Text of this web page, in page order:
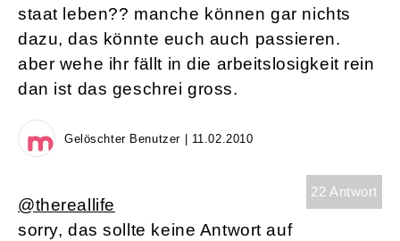
staat leben?? manche können gar nichts
dazu, das könnte euch auch passieren.
aber wehe ihr fällt in die arbeitslosigkeit rein
dan ist das geschrei gross.
Gelöschter Benutzer | 11.02.2010
22 Antwort
@thereallife
sorry, das sollte keine Antwort auf